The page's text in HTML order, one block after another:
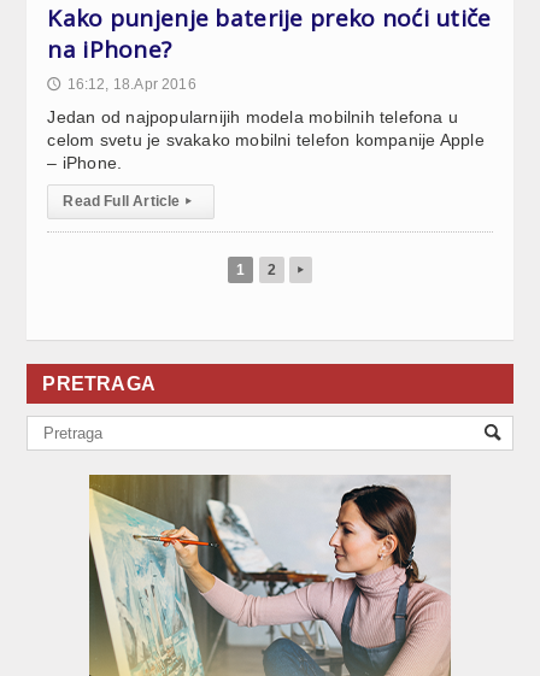
Kako punjenje baterije preko noći utiče
na iPhone?
🕔 16:12, 18.Apr 2016
Jedan od najpopularnijih modela mobilnih telefona u
celom svetu je svakako mobilni telefon kompanije Apple
– iPhone.
Read Full Article ▸
1 2 ▸
PRETRAGA